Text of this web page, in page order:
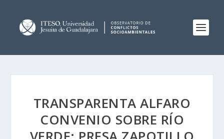
TRANSPARENTA ALFARO
CONVENIO SOBRE RÍO